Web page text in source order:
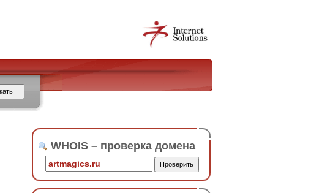
WHOIS – проверка домена